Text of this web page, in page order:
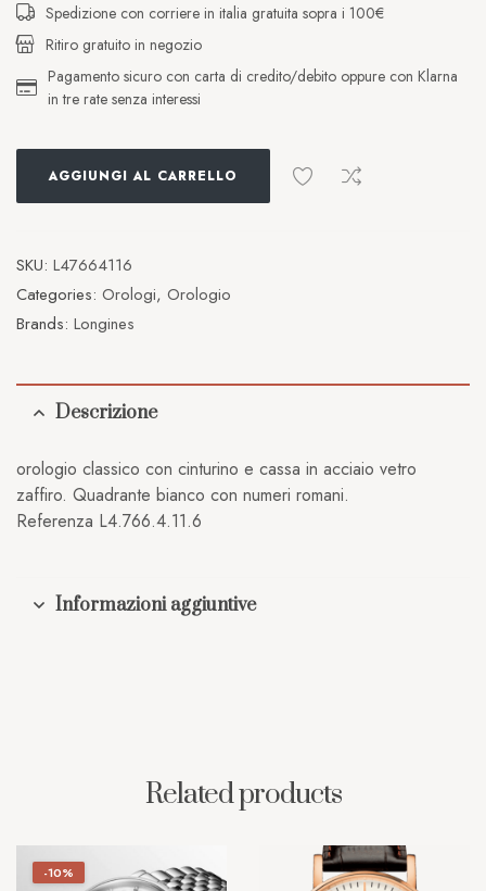
Spedizione con corriere in italia gratuita sopra i 100€
Ritiro gratuito in negozio
Pagamento sicuro con carta di credito/debito oppure con Klarna
in tre rate senza interessi
AGGIUNGI AL CARRELLO
SKU: L47664116
Categories: Orologi, Orologio
Brands: Longines
Descrizione
orologio classico con cinturino e cassa in acciaio vetro
zaffiro. Quadrante bianco con numeri romani.
Referenza L4.766.4.11.6
Informazioni aggiuntive
Related products
-10%